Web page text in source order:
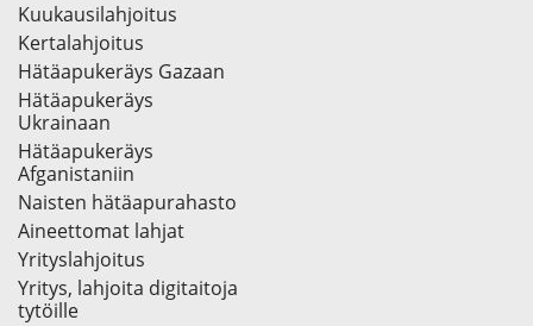
Kuukausilahjoitus
Kertalahjoitus
Hätäapukeräys Gazaan
Hätäapukeräys
Ukrainaan
Hätäapukeräys
Afganistaniin
Naisten hätäapurahasto
Aineettomat lahjat
Yrityslahjoitus
Yritys, lahjoita digitaitoja
tytöille